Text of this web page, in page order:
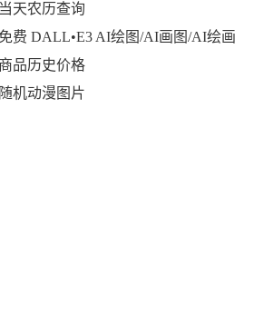
当天农历查询
免费 DALL•E3 AI绘图/AI画图/AI绘画
商品历史价格
随机动漫图片